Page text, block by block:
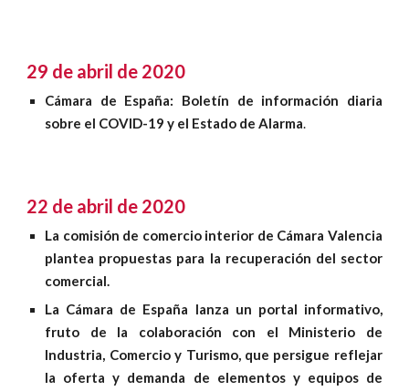
29 de abril de 2020
Cámara de España: Boletín de información diaria
sobre el COVID-19 y el Estado de Alarma.
22 de abril de 2020
La comisión de comercio interior de Cámara Valencia
plantea propuestas para la recuperación del sector
comercial.
La Cámara de España lanza un portal informativo,
fruto de la colaboración con el Ministerio de
Industria, Comercio y Turismo, que persigue reflejar
la oferta y demanda de elementos y equipos de